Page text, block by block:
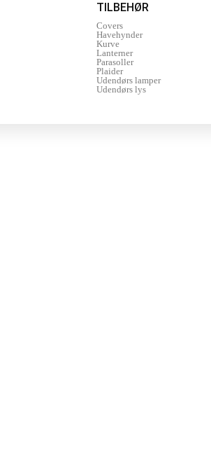
TILBEHØR
Covers
Havehynder
Kurve
Lanterner
Parasoller
Plaider
Udendørs lamper
Udendørs lys